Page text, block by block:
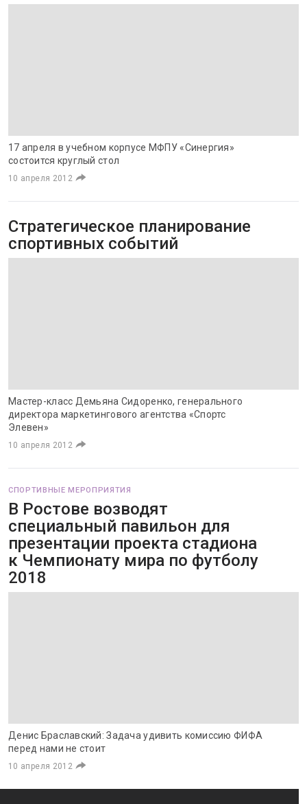
17 апреля в учебном корпусе МФПУ «Синергия»
состоится круглый стол
10 апреля 2012
Стратегическое планирование
спортивных событий
Мастер-класс Демьяна Сидоренко, генерального
директора маркетингового агентства «Спортс
Элевен»
10 апреля 2012
СПОРТИВНЫЕ МЕРОПРИЯТИЯ
В Ростове возводят
специальный павильон для
презентации проекта стадиона
к Чемпионату мира по футболу
2018
Денис Браславский: Задача удивить комиссию ФИФА
перед нами не стоит
10 апреля 2012